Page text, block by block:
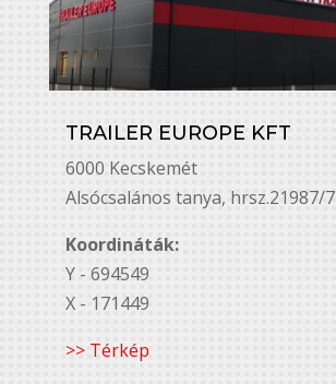
TRAILER EUROPE KFT
6000 Kecskemét
Alsó￳csalános tanya, hrsz.21987/7
Koordináták:
Y - 694549
X - 171449
>> Térkép